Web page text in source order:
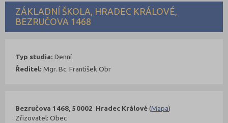
ZÁKLADNÍ ŠKOLA, HRADEC KRÁLOVÉ,
BEZRUČOVA 1468
Bezručova 1468, 50002 Hradec Králové(Mapa)
Zřizovatel: Obec
Typ studia: Denní
Ředitel: Mgr. Bc. František Obr